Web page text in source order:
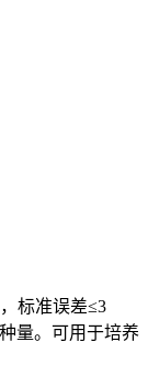
标准误差≤3
量。可用于培养